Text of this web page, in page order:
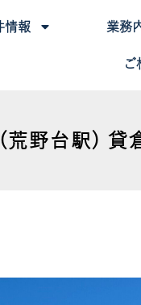
情報 業務
ご
荒野台駅) 貸